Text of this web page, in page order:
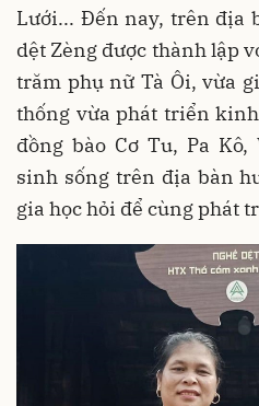
Lưới... Đến nay, trên địa
dệt Zèng được thành lập
trăm phụ nữ Tà Ôi, vừa
thống vừa phát triển
đồng bào Cơ Tu, Pa
sinh sống trên địa bàn
gia học hỏi để cùng phát